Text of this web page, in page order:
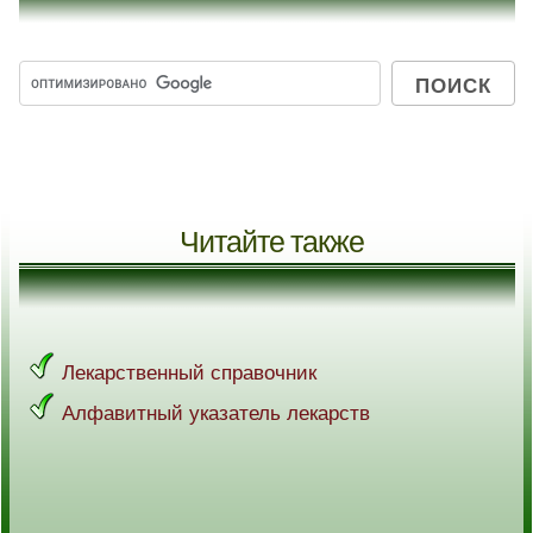
Читайте также
Лекарственный справочник
Алфавитный указатель лекарств